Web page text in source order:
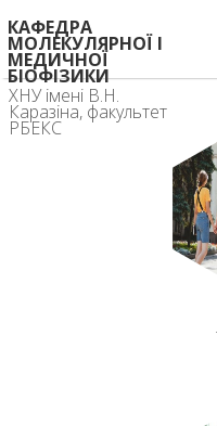
КАФЕДРА
МОЛЕКУЛЯРНОЇ І
МЕДИЧНОЇ
БІОФІЗИКИ
ХНУ імені В.Н.
Каразіна, факультет
РБЕКС